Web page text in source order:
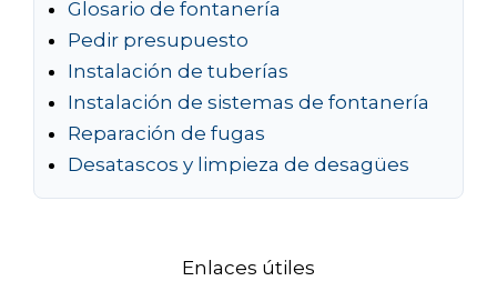
Glosario de fontanería
Pedir presupuesto
Instalación de tuberías
Instalación de sistemas de fontanería
Reparación de fugas
Desatascos y limpieza de desagües
Enlaces útiles